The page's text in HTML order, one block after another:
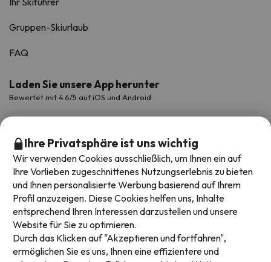
Gruppen-Skiurlaub
FAQ
Laden Sie unsere App herunter
Bewertet mit 4.6/5 auf iOS und Android.
Verfügbare Zahlungsarten
Ihre Privatsphäre ist uns wichtig
Wir verwenden Cookies ausschließlich, um Ihnen ein auf
Ihre Vorlieben zugeschnittenes Nutzungserlebnis zu bieten
und Ihnen personalisierte Werbung basierend auf Ihrem
Profil anzuzeigen. Diese Cookies helfen uns, Inhalte
entsprechend Ihren Interessen darzustellen und unsere
Website für Sie zu optimieren.
Durch das Klicken auf "Akzeptieren und fortfahren",
ermöglichen Sie es uns, Ihnen eine effizientere und